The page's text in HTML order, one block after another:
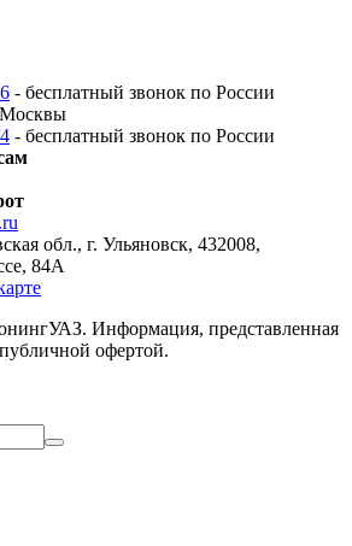
- бесплатный звонок по России
Москвы
- бесплатный звонок по России
обл., г. Ульяновск, 432008,
84А
Информация, представленная
офертой.